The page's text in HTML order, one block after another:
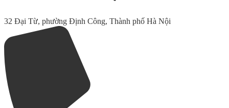
32 Đại Từ, phường Định Công, Thành phố Hà Nội